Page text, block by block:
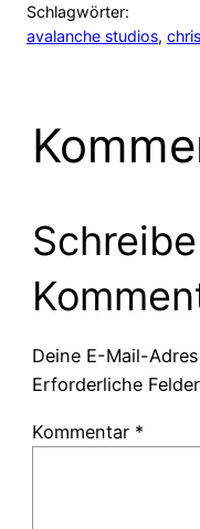
Schlagwörter:
avalanche studios,
Deine E-Mail-
Erforderliche
Kommentar *